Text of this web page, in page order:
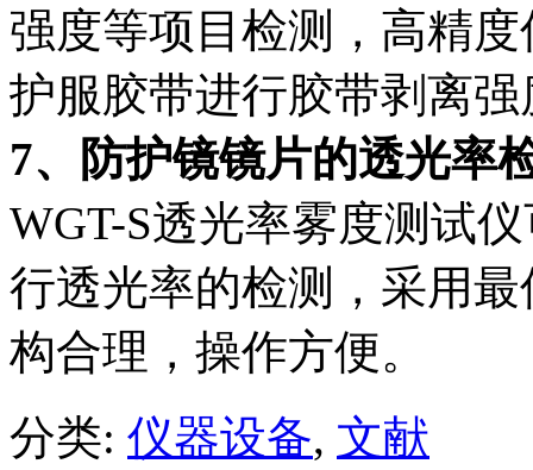
强度等项目检测，高精
护服胶带进行胶带剥离
7、防护镜镜片的透光率
WGT-S透光率雾度测试
行透光率的检测，采用
构合理，操作方便。
分类: 仪器设备, 文献